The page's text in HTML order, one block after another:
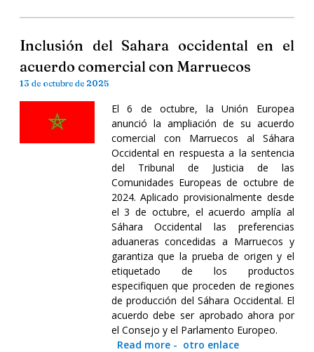
Inclusión del Sahara occidental en el
acuerdo comercial con Marruecos
13 de octubre de 2025
El 6 de octubre, la Unión Europea
anunció la ampliación de su acuerdo
comercial con Marruecos al Sáhara
Occidental en respuesta a la sentencia
del Tribunal de Justicia de las
Comunidades Europeas de octubre de
2024. Aplicado provisionalmente desde
el 3 de octubre, el acuerdo amplía al
Sáhara Occidental las preferencias
aduaneras concedidas a Marruecos y
garantiza que la prueba de origen y el
etiquetado de los productos
especifiquen que proceden de regiones
de producción del Sáhara Occidental. El
acuerdo debe ser aprobado ahora por
el Consejo y el Parlamento Europeo.
Read more- otro enlace